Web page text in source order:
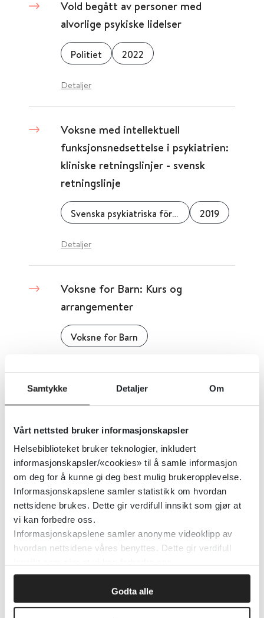
Samtykke Detaljer Om
Vårt nettsted bruker informasjonskapsler
Helsebiblioteket bruker teknologier, inkludert
informasjonskapsler/«cookies» til å samle informasjon
om deg for å kunne gi deg best mulig brukeropplevelse.
Informasjonskapslene samler statistikk om hvordan
nettsidene brukes. Dette gir verdifull innsikt som gjør at
vi kan forbedre oss.
Informasjonskapslene samler anonyme videoklipp av
hvordan nettsidene våres benyttes. Dette gir verdifull
Godta alle
Vold begått av personer med
alvorlige psykiske lidelser
Politiet 2022
Detaljer
Voksne med intellektuell
funksjonsnedsettelse i psykiatrien:
kliniske retningslinjer - svensk
retningslinje
Svenska psykiatriska föreningen 2019
Detaljer
Voksne for Barn: Kurs og
arrangementer
Voksne for Barn
Voksne for Barn 2015
Detaljer
Voksenvaksinasjonsprogrammet -
håndbok for helsepersonell
Folkehelseinstituttet (FHI)